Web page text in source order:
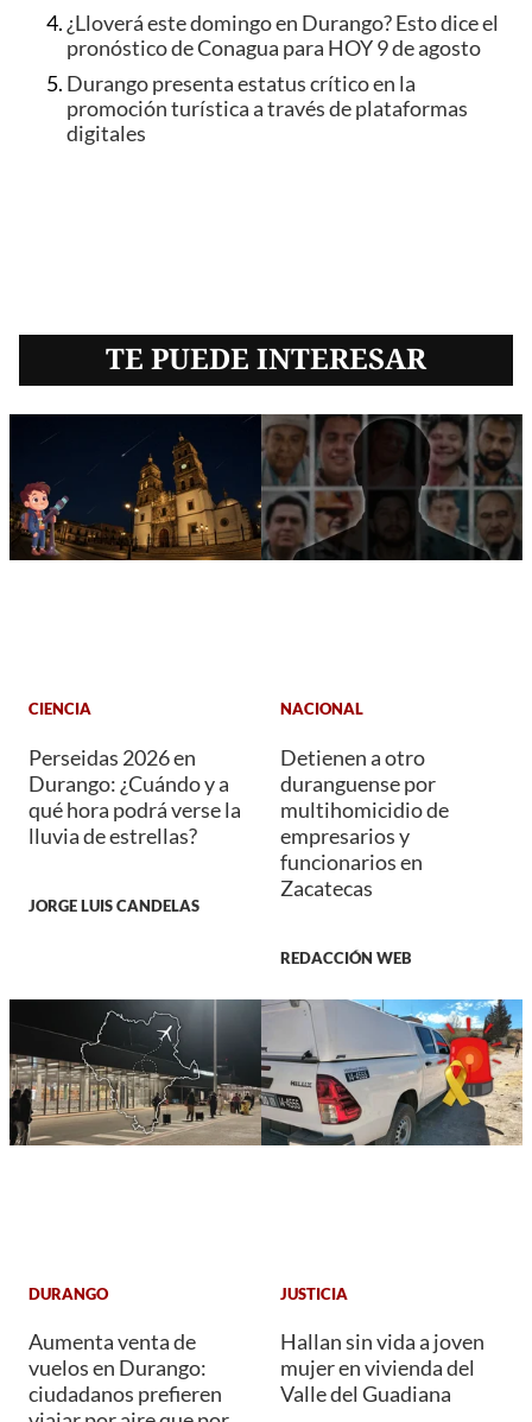
¿Lloverá este domingo en Durango? Esto dice el
pronóstico de Conagua para HOY 9 de agosto
Durango presenta estatus crítico en la
promoción turística a través de plataformas
digitales
TE PUEDE INTERESAR
CIENCIA
Perseidas 2026 en
Durango: ¿Cuándo y a
qué hora podrá verse la
lluvia de estrellas?
JORGE LUIS CANDELAS
NACIONAL
Detienen a otro
duranguense por
multihomicidio de
empresarios y
funcionarios en
Zacatecas
REDACCIÓN WEB
DURANGO
Aumenta venta de
vuelos en Durango:
ciudadanos prefieren
JUSTICIA
Hallan sin vida a joven
mujer en vivienda del
Valle del Guadiana